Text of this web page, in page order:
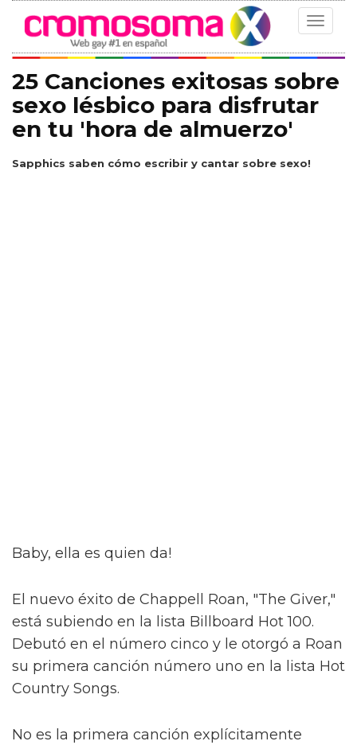
Toggle
25 Canciones exitosas sobre
sexo lésbico para disfrutar
en tu 'hora de almuerzo'
Sapphics saben cómo escribir y cantar sobre sexo!
Baby, ella es quien da!
El nuevo éxito de Chappell Roan, "The Giver,"
está subiendo en la lista Billboard Hot 100.
Debutó en el número cinco y le otorgó a Roan
su primera canción número uno en la lista Hot
Country Songs.
No es la primera canción explícitamente